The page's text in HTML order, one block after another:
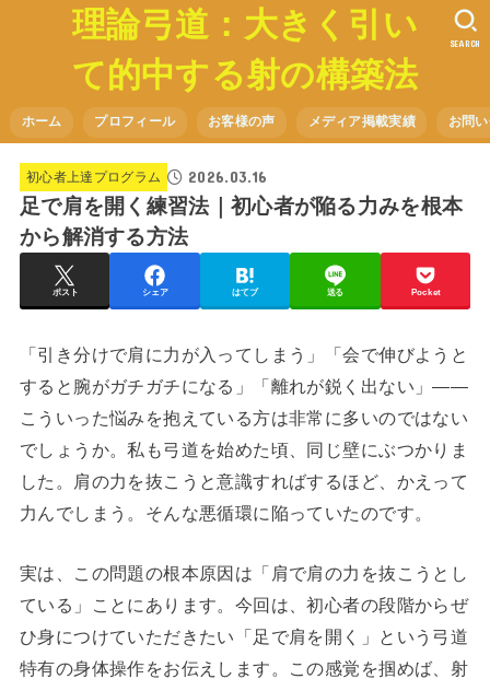
理論弓道：大きく引い
て的中する射の構築法
ホーム プロフィール お客様の声 メディア掲載実績 お問
SEARCH
初心者上達プログラム 2026.03.16
足で肩を開く練習法｜初心者が陥る力みを根本
から解消する方法
ポスト シェア はてブ 送る Pocket
「引き分けで肩に力が入ってしまう」「会で伸びようと
すると腕がガチガチになる」「離れが鋭く出ない」——
こういった悩みを抱えている方は非常に多いのではない
でしょうか。私も弓道を始めた頃、同じ壁にぶつかりま
した。肩の力を抜こうと意識すればするほど、かえって
力んでしまう。そんな悪循環に陥っていたのです。
実は、この問題の根本原因は「肩で肩の力を抜こうとし
ている」ことにあります。今回は、初心者の段階からぜ
ひ身につけていただきたい「足で肩を開く」という弓道
特有の身体操作をお伝えします。この感覚を掴めば、射